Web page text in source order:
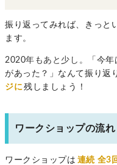
振り返ってみれば、きっと
ます。
2020年もあと少し。
「今
があった？」なんて振り返
ジに残しましょう！
ワークショップの流
ワークショップは 連続 全3